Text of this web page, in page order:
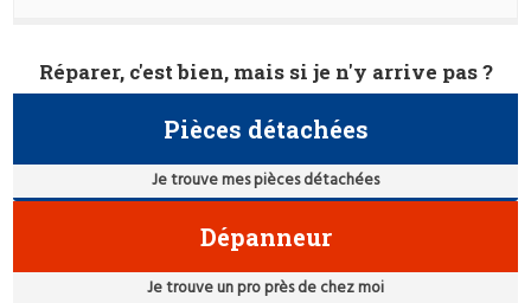
Réparer, c'est bien, mais si je n'y arrive pas ?
Pièces détachées
Je trouve mes pièces détachées
Dépanneur
Je trouve un pro près de chez moi